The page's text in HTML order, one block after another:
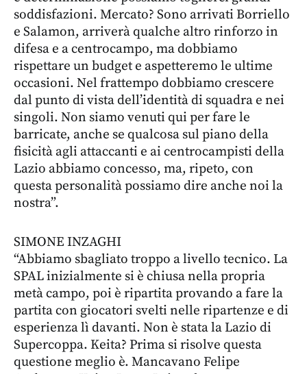
soddisfazioni. Mercato? Sono arrivati Borriello
e Salamon, arriverà qualche altro rinforzo in
difesa e a centrocampo, ma dobbiamo
rispettare un budget e aspetteremo le ultime
occasioni. Nel frattempo dobbiamo crescere
dal punto di vista dell’identità di squadra e nei
singoli. Non siamo venuti qui per fare le
barricate, anche se qualcosa sul piano della
fisicità agli attaccanti e ai centrocampisti della
Lazio abbiamo concesso, ma, ripeto, con
questa personalità possiamo dire anche noi la
nostra”.
SIMONE INZAGHI
“Abbiamo sbagliato troppo a livello tecnico. La
SPAL inizialmente si è chiusa nella propria
metà campo, poi è ripartita provando a fare la
partita con giocatori svelti nelle ripartenze e di
esperienza lì davanti. Non è stata la Lazio di
Supercoppa. Keita? Prima si risolve questa
questione meglio è. Mancavano Felipe